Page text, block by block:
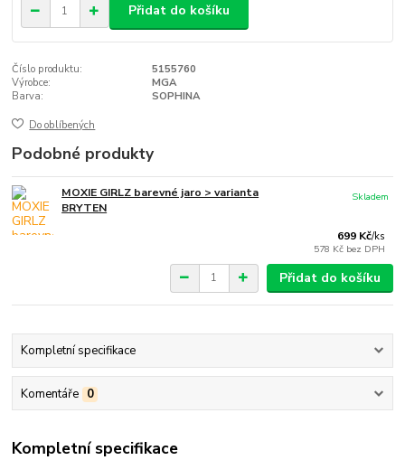
Přidat do košíku
Číslo produktu:
5155760
Výrobce:
MGA
Barva:
SOPHINA
Do oblíbených
Podobné produkty
MOXIE GIRLZ barevné jaro > varianta
BRYTEN
699 Kč/ks
578 Kč bez DPH
Skladem
Přidat do košíku
Kompletní specifikace
Komentáře 0
Kompletní specifikace